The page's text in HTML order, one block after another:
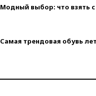
Модный выбор: что взять с
Самая трендовая обувь